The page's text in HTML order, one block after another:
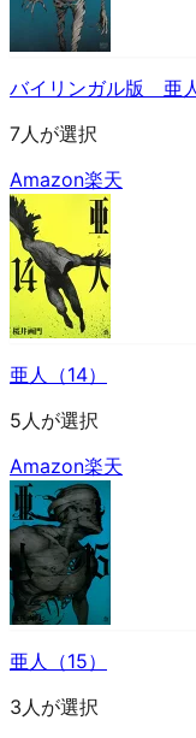
バイリンガル版
7人が選択
Amazon楽天
亜人（14）
5人が選択
Amazon楽天
亜人（15）
3人が選択